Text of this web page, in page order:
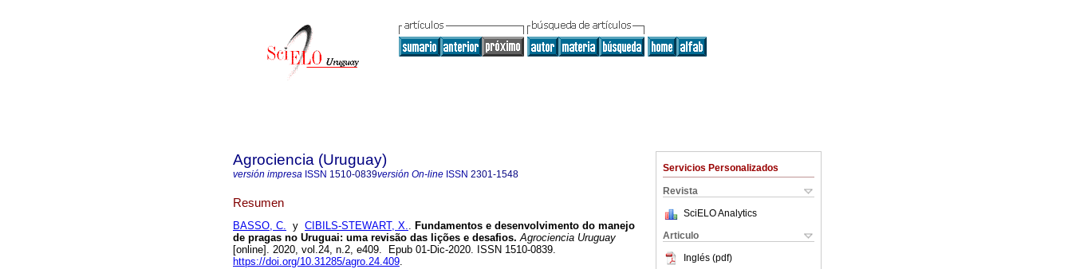
Servicios Personalizados
Revista
SciELO Analytics
Articulo
Inglés (pdf)
Agrociencia (Uruguay)
versión impresa ISSN 1510-0839versión On-line ISSN 2301-1548
Resumen
BASSO, C. y CIBILS-STEWART, X.. Fundamentos e desenvolvimento do manejo
de pragas no Uruguai: uma revisão das lições e desafios. Agrociencia Uruguay
[online]. 2020, vol.24, n.2, e409. Epub 01-Dic-2020. ISSN 1510-0839.
https://doi.org/10.31285/agro.24.409.